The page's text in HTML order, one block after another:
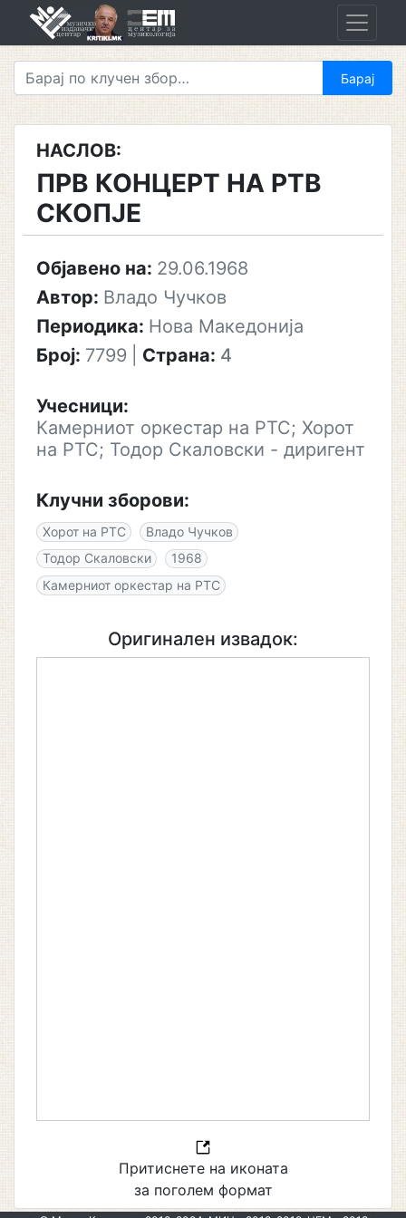
НАСЛОВ:
ПРВ КОНЦЕРТ НА РТВ
СКОПЈЕ
Објавено на: 29.06.1968
Автор: Владо Чучков
Периодика: Нова Македонија
Број: 7799 Страна: 4
Учесници:
Камерниот оркестар на РТС; Хорот
на РТС; Тодор Скаловски - диригент
Клучни зборови:
Хорот на РТС
Владо Чучков
Тодор Скаловски
1968
Камерниот оркестар на РТС
Оригинален извадок:
Притиснете на иконата
за поголем формат